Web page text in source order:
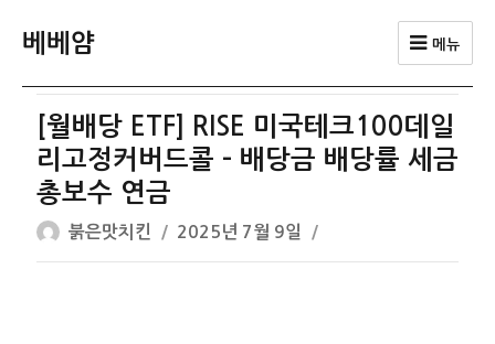
베베얌 메뉴
[월배당 ETF] RISE 미국테크100데일
리고정커버드콜 – 배당금 배당률 세금
총보수 연금
글
쓴
붉은맛치킨
작
성
2025년 7월 9일